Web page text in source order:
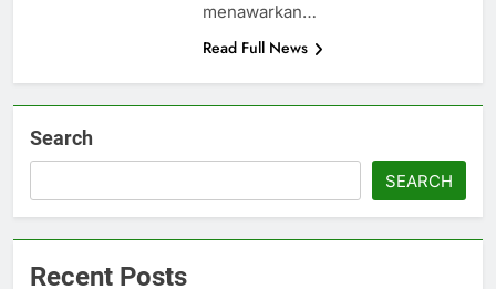
menawarkan…
Read Full News
Search
SEARCH
Recent Posts